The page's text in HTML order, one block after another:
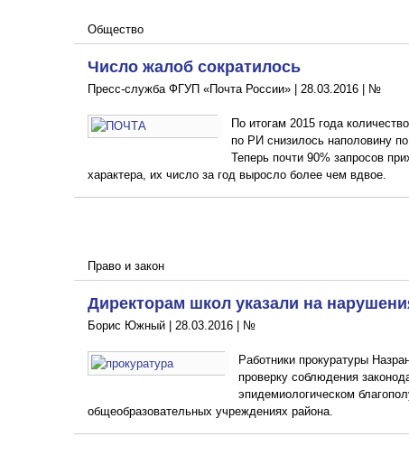
Общество
Число жалоб сократилось
Пресс-служба ФГУП «Почта России» | 28.03.2016 | №
По итогам 2015 года
по РИ снизилось наполовину
Теперь почти 90% запросов
характера, их число за год выросло более чем вдвое.
Право и закон
Директорам школ указали на
Борис Южный | 28.03.2016 | №
Работники прокуратуры
проверку соблюдения
эпидемиологическом
общеобразовательных учреждениях района.